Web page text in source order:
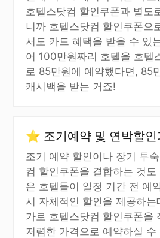
호텔스닷컴 할인쿠폰과 별도
니까 호텔스닷컴 할인쿠폰으
서도 카드 혜택을 받을 수 있
어 100만원짜리 호텔을 호텔
로 85만원에 예약했다면, 85
캐시백을 받는 거죠!
⭐ 조기예약 및 연박할인
조기 예약 할인이나 장기 투
컴 할인쿠폰을 결합하는 것
은 호텔들이 일정 기간 전 예
시 자체적인 할인을 제공하
가로 호텔스닷컴 할인쿠폰을
저렴한 가격으로 예약하실 수